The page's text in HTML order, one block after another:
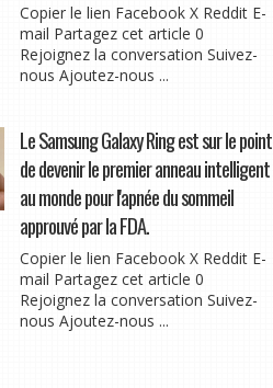
Copier le lien Facebook X Reddit E-
mail Partagez cet article 0
Rejoignez la conversation Suivez-
nous Ajoutez-nous ...
Le Samsung Galaxy Ring est sur le point
de devenir le premier anneau intelligent
au monde pour l'apnée du sommeil
approuvé par la FDA.
Copier le lien Facebook X Reddit E-
mail Partagez cet article 0
Rejoignez la conversation Suivez-
nous Ajoutez-nous ...